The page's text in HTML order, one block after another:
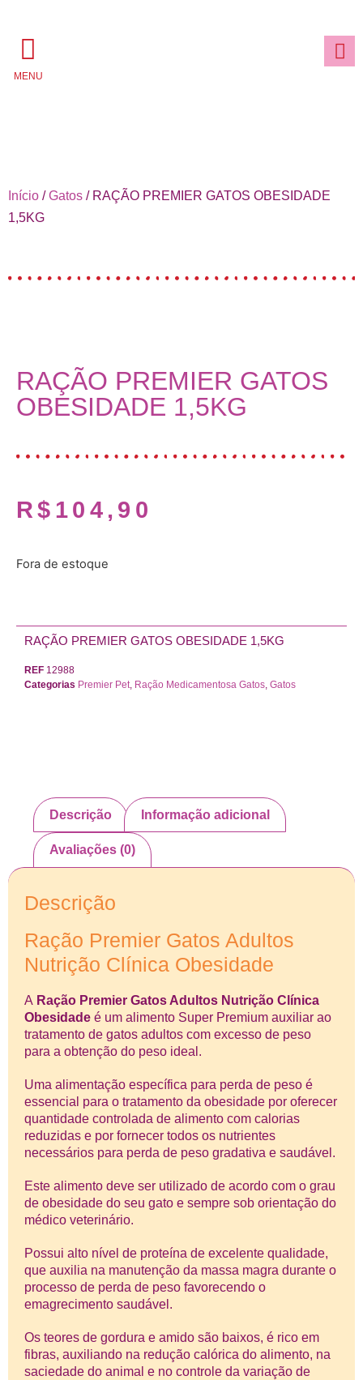
MENU
Início /Gatos / RAÇÃO PREMIER GATOS OBESIDADE
1,5KG
RAÇÃO PREMIER GATOS
OBESIDADE 1,5KG
R$ 104,90
Fora de estoque
RAÇÃO PREMIER GATOS OBESIDADE 1,5KG
REF 12988
Categorias Premier Pet Ração Medicamentosa Gatos Gatos
Descrição Informação adicional
Avaliações (0)
Descrição
Ração Premier Gatos Adultos
Nutrição Clínica Obesidade
A Ração Premier Gatos Adultos Nutrição Clínica
Obesidade é um alimento Super Premium auxiliar ao
tratamento de gatos adultos com excesso de peso
para a obtenção do peso ideal.
Uma alimentação específica para perda de peso é
essencial para o tratamento da obesidade por oferecer
quantidade controlada de alimento com calorias
reduzidas e por fornecer todos os nutrientes
necessários para perda de peso gradativa e saudável.
Este alimento deve ser utilizado de acordo com o grau
de obesidade do seu gato e sempre sob orientação do
médico veterinário.
Possui alto nível de proteína de excelente qualidade,
que auxilia na manutenção da massa magra durante o
processo de perda de peso favorecendo o
emagrecimento saudável.
Os teores de gordura e amido são baixos, é rico em
fibras, auxiliando na redução calórica do alimento, na
saciedade do animal e no controle da variação de